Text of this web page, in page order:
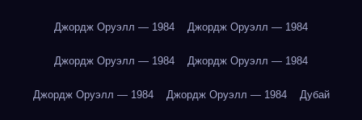
Джордж Оруэлл — 1984 Джордж Оруэлл — 1984
Джордж Оруэлл — 1984 Джордж Оруэлл — 1984
Джордж Оруэлл — 1984 Джордж Оруэлл — 1984 Дубай